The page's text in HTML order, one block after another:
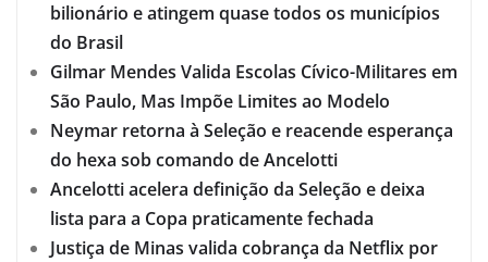
bilionário e atingem quase todos os municípios
do Brasil
Gilmar Mendes Valida Escolas Cívico-Militares em
São Paulo, Mas Impõe Limites ao Modelo
Neymar retorna à Seleção e reacende esperança
do hexa sob comando de Ancelotti
Ancelotti acelera definição da Seleção e deixa
lista para a Copa praticamente fechada
Justiça de Minas valida cobrança da Netflix por